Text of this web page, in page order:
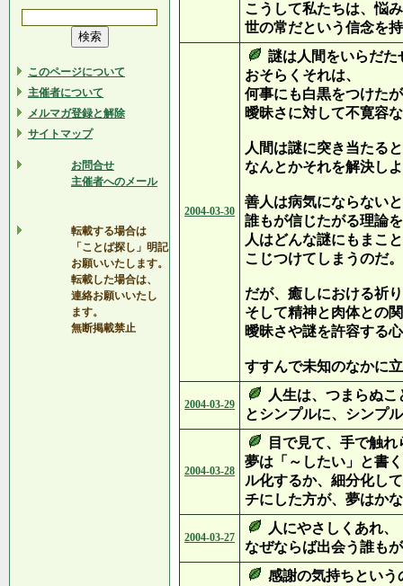
このページについて
主催者について
メルマガ登録と解除
サイトマップ
お問合せ
主催者へのメール
転載する場合は
「ことば探し」明記
お願いいたします。
転載した場合は、
連絡お願いいたし
ます。
無断掲載禁止
こうして私たちは、悩
世の常だという信念を
2004-03-30
謎は人間をいらだた
おそらくそれは、
何事にも白黒をつけた
曖昧さに対して不寛容
人間は謎に突き当たる
なんとかそれを解決し
善人は病気にならない
誰もが信じたがる理論
人はどんな謎にもまこ
こじつけてしまうのだ。
だが、癒しにおける祈
そして精神と肉体との
曖昧さや謎を許容する
すすんで未知のなかに
2004-03-29
人生は、つまらぬ
とシンプルに、シンプ
2004-03-28
目で見て、手で触
夢は「～したい」と書
ル化するか、細分化し
チにした方が、夢はか
2004-03-27
人にやさしくあれ、
なぜならば出会う誰も
感謝の気持ちという